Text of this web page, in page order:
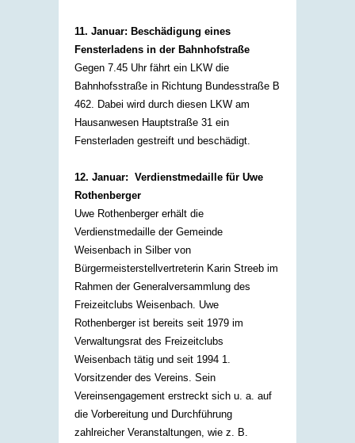
11. Januar: Beschädigung eines
Fensterladens in der Bahnhofstraße
Gegen 7.45 Uhr fährt ein LKW die
Bahnhofsstraße in Richtung Bundesstraße B
462. Dabei wird durch diesen LKW am
Hausanwesen Hauptstraße 31 ein
Fensterladen gestreift und beschädigt.
12. Januar: Verdienstmedaille für Uwe
Rothenberger
Uwe Rothenberger erhält die
Verdienstmedaille der Gemeinde
Weisenbach in Silber von
Bürgermeisterstellvertreterin Karin Streeb im
Rahmen der Generalversammlung des
Freizeitclubs Weisenbach. Uwe
Rothenberger ist bereits seit 1979 im
Verwaltungsrat des Freizeitclubs
Weisenbach tätig und seit 1994 1.
Vorsitzender des Vereins. Sein
Vereinsengagement erstreckt sich u. a. auf
die Vorbereitung und Durchführung
zahlreicher Veranstaltungen, wie z. B.